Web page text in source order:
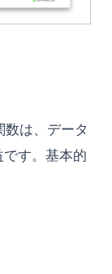
in a new tab)
は、データ
す。基本的